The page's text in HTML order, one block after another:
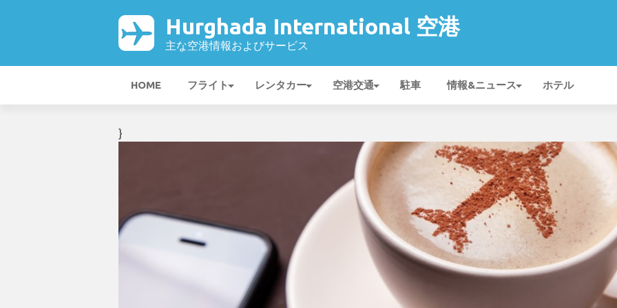
Hurghada International 空港
主な空港情報およびサービス
HOME フライト レンタカー 空港交通 駐車 情報&ニュース ホテル
}